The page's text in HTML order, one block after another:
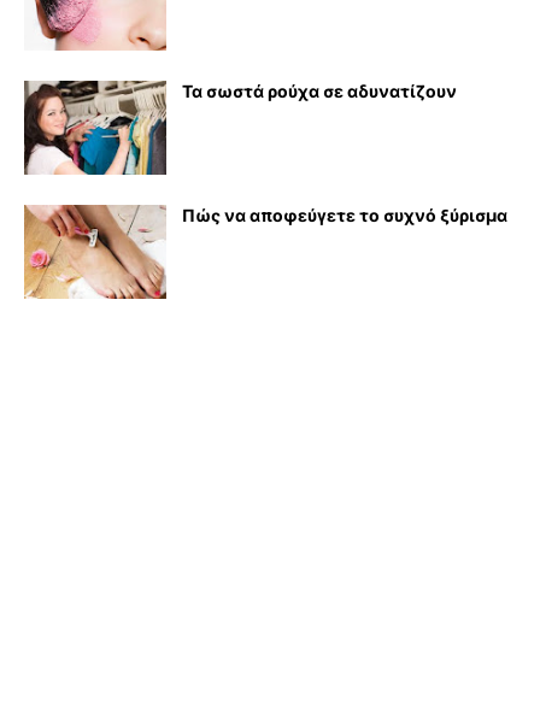
Τα σωστά ρούχα σε αδυνατίζουν
Πώς να αποφεύγετε το συχνό ξύρισμα